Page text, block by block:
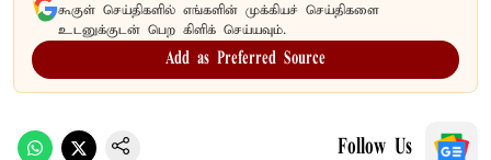
கூகுள் செய்திகளில் எங்களின் முக்கியச் செய்திகளை
உடனுக்குடன் பெற கிளிக் செய்யவும்.
Add as Preferred Source
Follow Us